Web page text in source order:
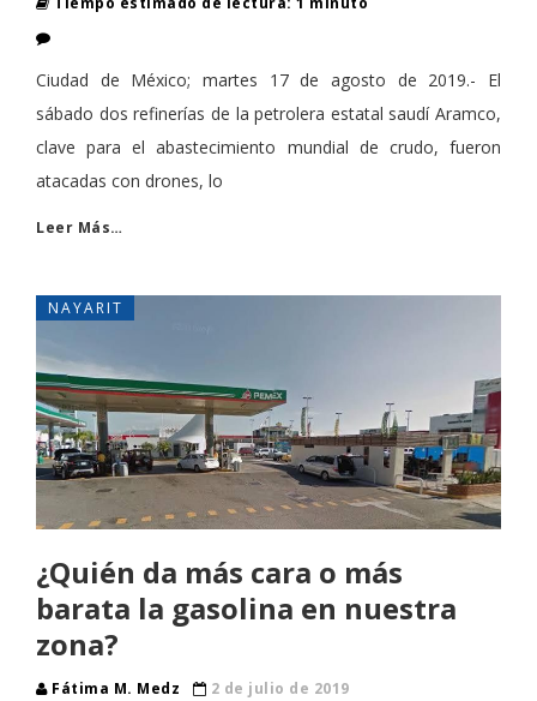
Ciudad de México; martes 17 de agosto de 2019.- El
sábado dos refinerías de la petrolera estatal saudí Aramco,
clave para el abastecimiento mundial de crudo, fueron
atacadas con drones, lo
Leer Más…
NAYARIT
¿Quién da más cara o más
barata la gasolina en nuestra
zona?
Fátima M. Medz
2 de julio de 2019